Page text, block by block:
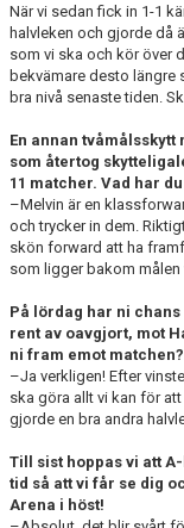
När vi sedan fick in 1-1
halvleken och gjorde då
som vi ska och kör över
bekvämare desto
bra nivå senaste tiden.
En annan
som återtog
11 matcher. Vad har
–Melvin är en
och trycker in dem.
skön forward att ha
som ligger bakom målen
På lördag har ni
rent av oavgjort, mot
ni fram emot matchen?
–Ja verkligen! Efter
ska göra allt vi kan för
gjorde en bra andra
Till sist hoppas vi att
tid så att vi får se dig
Arena i höst!